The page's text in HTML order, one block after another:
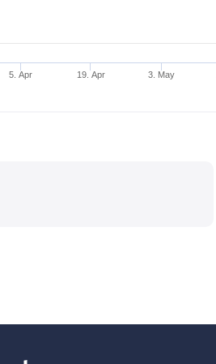
5. Apr 19. Apr 3. May